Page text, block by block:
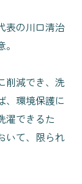
表の川口清治
削減でき、洗
、環境保護に
濯できるた
いて、限られ